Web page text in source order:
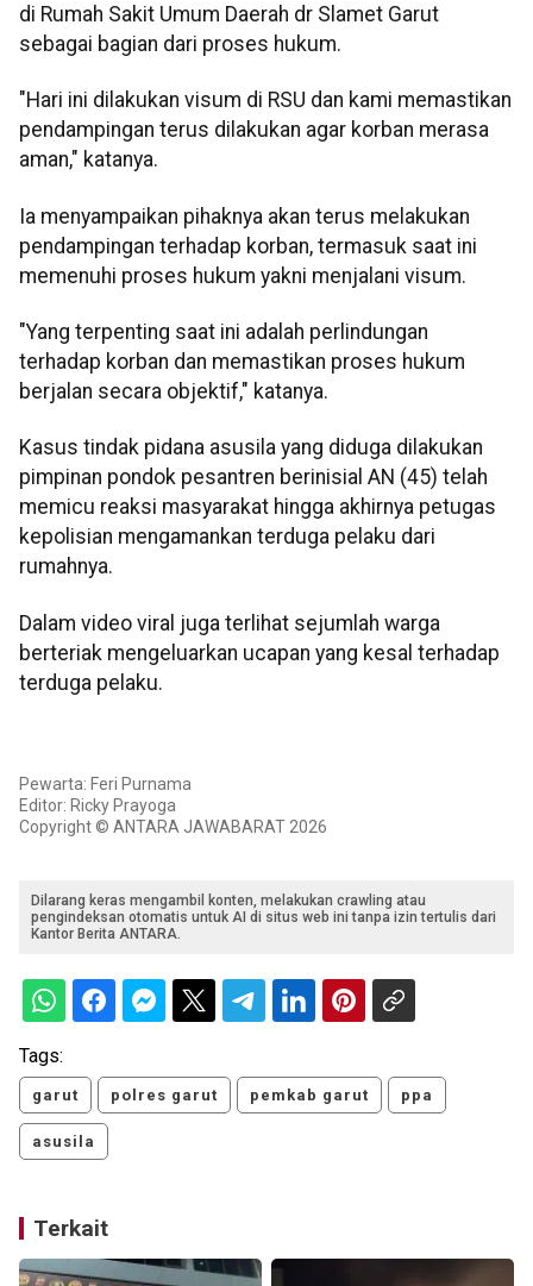
di Rumah Sakit Umum Daerah dr Slamet Garut
sebagai bagian dari proses hukum.
"Hari ini dilakukan visum di RSU dan kami memastikan
pendampingan terus dilakukan agar korban merasa
aman," katanya.
Ia menyampaikan pihaknya akan terus melakukan
pendampingan terhadap korban, termasuk saat ini
memenuhi proses hukum yakni menjalani visum.
"Yang terpenting saat ini adalah perlindungan
terhadap korban dan memastikan proses hukum
berjalan secara objektif," katanya.
Kasus tindak pidana asusila yang diduga dilakukan
pimpinan pondok pesantren berinisial AN (45) telah
memicu reaksi masyarakat hingga akhirnya petugas
kepolisian mengamankan terduga pelaku dari
rumahnya.
Dalam video viral juga terlihat sejumlah warga
berteriak mengeluarkan ucapan yang kesal terhadap
terduga pelaku.
Pewarta: Feri Purnama
Editor: Ricky Prayoga
Copyright © ANTARA JAWABARAT 2026
Dilarang keras mengambil konten, melakukan crawling atau
pengindeksan otomatis untuk AI di situs web ini tanpa izin tertulis dari
Kantor Berita ANTARA.
Tags:
garut polres garut pemkab garut ppa
asusila
Terkait